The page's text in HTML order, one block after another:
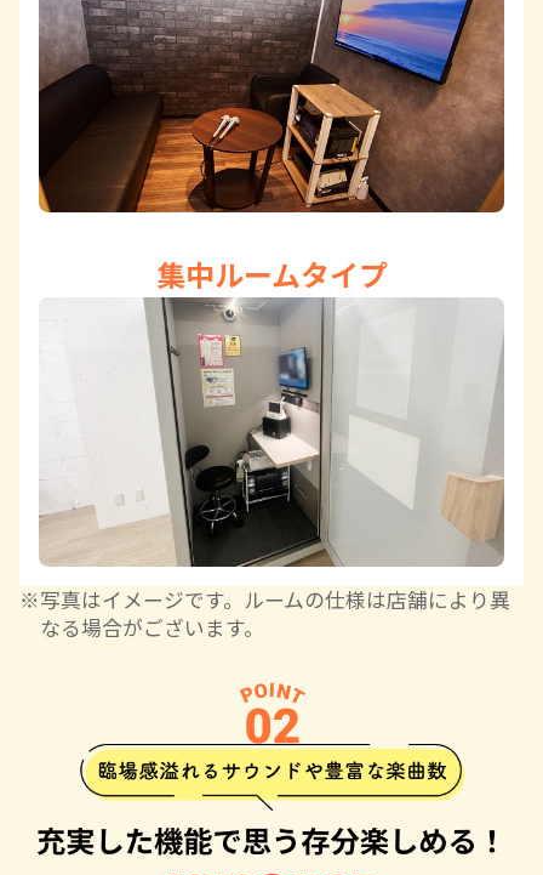
集中ルームタイプ
写真はイメージです。ルームの仕様は店舗により異
なる場合がございます。